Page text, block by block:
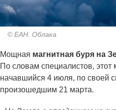
© ЕАН. Облака
Мощная магнитная буря на
По словам специалистов,
начавшийся 4 июля, по своей
произошедшим 21 марта.